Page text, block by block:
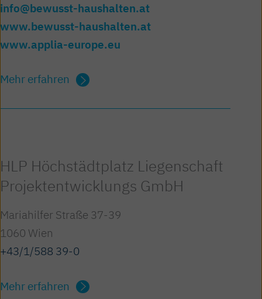
info@bewusst-haushalten.at
www.bewusst-haushalten.at
www.applia-europe.eu
Mehr erfahren
HLP Höchstädtplatz Liegenschaft
Projektentwicklungs GmbH
Mariahilfer Straße 37-39
1060 Wien
+43/1/588 39-0
Mehr erfahren